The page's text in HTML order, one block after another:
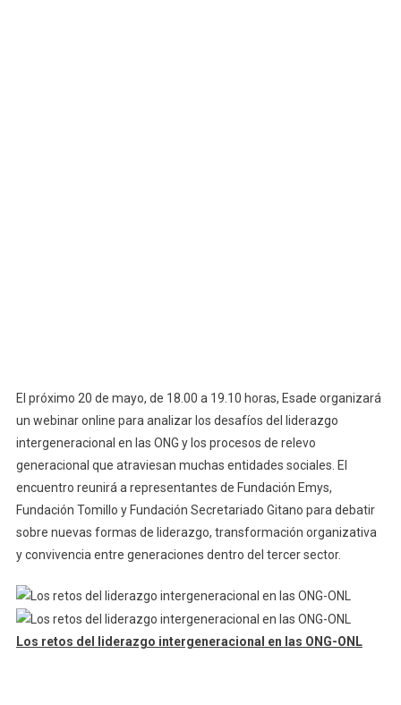
El próximo 20 de mayo, de 18.00 a 19.10 horas, Esade organizará
un webinar online para analizar los desafíos del liderazgo
intergeneracional en las ONG y los procesos de relevo
generacional que atraviesan muchas entidades sociales. El
encuentro reunirá a representantes de Fundación Emys,
Fundación Tomillo y Fundación Secretariado Gitano para debatir
sobre nuevas formas de liderazgo, transformación organizativa
y convivencia entre generaciones dentro del tercer sector.
Los retos del liderazgo intergeneracional en las ONG-ONL